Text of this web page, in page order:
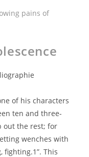
of his characters
ten and three-
out the rest; for
wenches with
fighting.1”. This